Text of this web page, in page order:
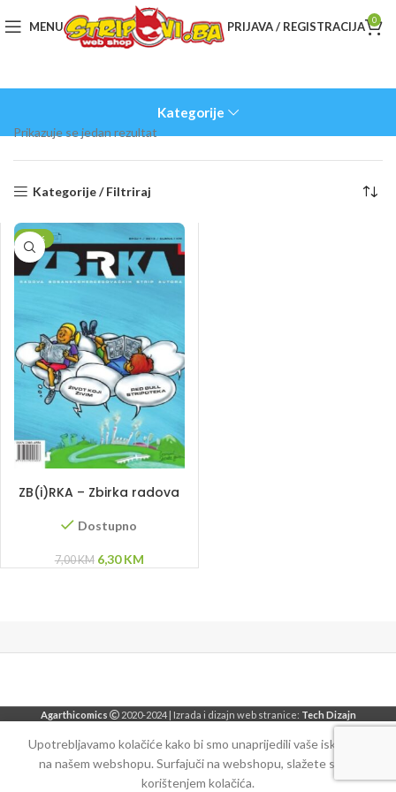
MENU PRIJAVA / REGISTRACIJA 0
Kategorije
Prikazuje se jedan rezultat
Kategorije / Filtriraj
-10%
ZB(i)RKA – Zbirka radova
strip autora
Dostupno
7,00KM Original
6,30KMCurrent
Agarthicomics 2020-2024 | Izrada i dizajn web stranice: Tech Dizajn
Upotrebljavamo kolačiće kako bi smo unaprijedili vaše iskustvo
na našem webshopu. Surfajuči na webshopu, slažete se sa
korištenjem kolačića.